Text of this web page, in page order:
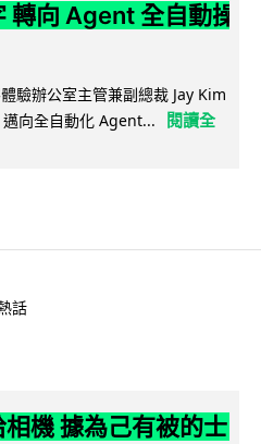
轉向 Agent 全自動操
驗辦公室主管兼副總裁 Jay Kim
向全自動化 Agent...
閱讀全
話
機 據為己有被的士